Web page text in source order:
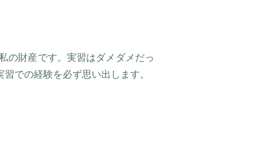
の財産です。実習はダメダメだっ
での経験を必ず思い出します。